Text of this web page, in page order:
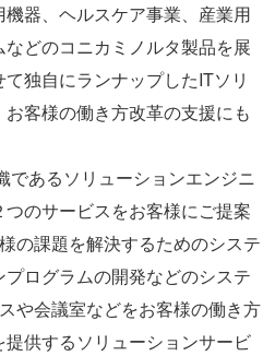
器、ヘルスケア事業、産業用
どのコニカミノルタ製品を展
独自にランナップしたITソリ
客様の働き方改革の支援にも
であるソリューションエンジニ
のサービスをお客様にご提案
の課題を解決するためのシステ
ログラムの開発などのシステ
や会議室などをお客様の働き方
供するソリューションサービ